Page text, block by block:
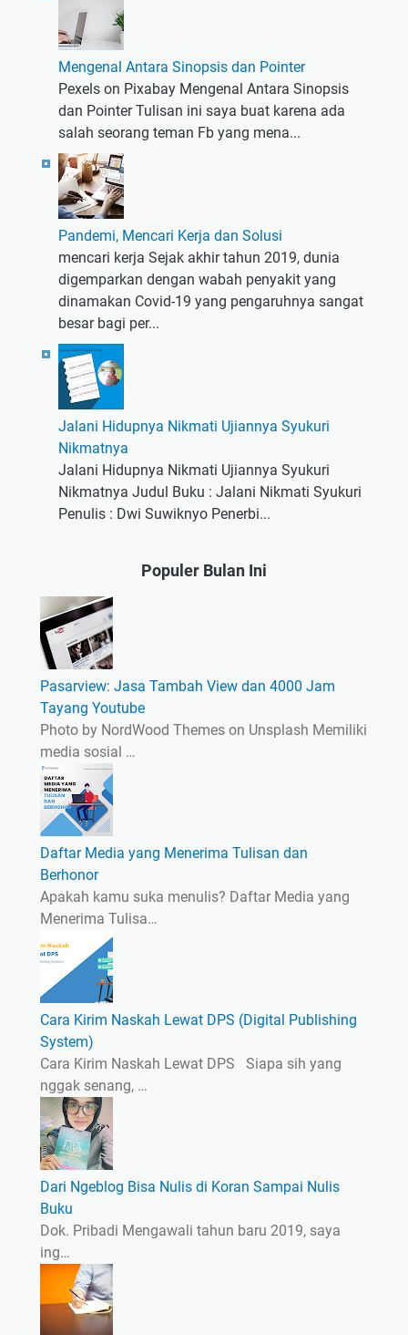
Mengenal Antara Sinopsis dan Pointer
Pexels on Pixabay Mengenal Antara Sinopsis
dan Pointer Tulisan ini saya buat karena ada
salah seorang teman Fb yang mena...
Pandemi, Mencari Kerja dan Solusi
mencari kerja Sejak akhir tahun 2019, dunia
digemparkan dengan wabah penyakit yang
dinamakan Covid-19 yang pengaruhnya sangat
besar bagi per...
Jalani Hidupnya Nikmati Ujiannya Syukuri
Nikmatnya
Jalani Hidupnya Nikmati Ujiannya Syukuri
Nikmatnya Judul Buku : Jalani Nikmati Syukuri
Penulis : Dwi Suwiknyo Penerbi...
Populer Bulan Ini
Pasarview: Jasa Tambah View dan 4000 Jam
Tayang Youtube
Photo by NordWood Themes on Unsplash Memiliki
media sosial …
Daftar Media yang Menerima Tulisan dan
Berhonor
Apakah kamu suka menulis? Daftar Media yang
Menerima Tulisa…
Cara Kirim Naskah Lewat DPS (Digital Publishing
System)
Cara Kirim Naskah Lewat DPS Siapa sih yang
nggak senang, …
Dari Ngeblog Bisa Nulis di Koran Sampai Nulis
Buku
Dok. Pribadi Mengawali tahun baru 2019, saya
ing…